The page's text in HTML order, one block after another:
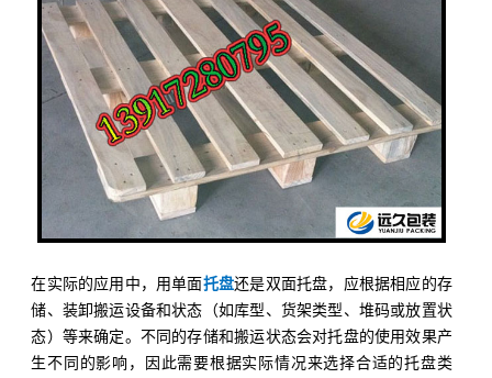
在实际的应用中，用单面托盘还是双面托盘，应根据相应的存
储、装卸搬运设备和状态（如库型、货架类型、堆码或放置状
态）等来确定。不同的存储和搬运状态会对托盘的使用效果产
生不同的影响，因此需要根据实际情况来选择合适的托盘类